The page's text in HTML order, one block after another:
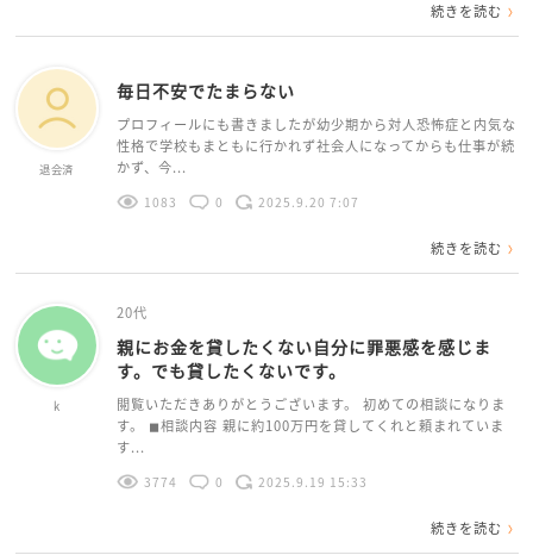
続きを読む
退会済
毎日不安でたまらない
プロフィールにも書きましたが幼少期から対人恐怖症と内気な
性格で学校もまともに行かれず社会人になってからも仕事が続
かず、今...
1083 0 2025.9.20 7:07
続きを読む
k
20代
親にお金を貸したくない自分に罪悪感を感じま
す。でも貸したくないです。
閲覧いただきありがとうございます。 初めての相談になりま
す。 ◼︎相談内容 親に約100万円を貸してくれと頼まれていま
す...
3774 0 2025.9.19 15:33
続きを読む